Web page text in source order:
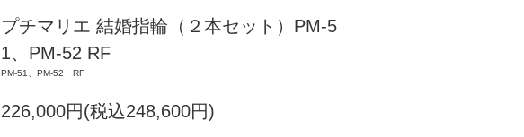
プチマリエ 結婚指輪（２本セット）PM-5
1、PM-52 RF
PM-51、PM-52 RF
226,000円(税込248,600円)